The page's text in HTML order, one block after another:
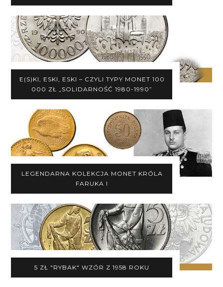
E(S)KI, ESKI, ESKI – CZYLI TYPY MONET 100
000 ZŁ „SOLIDARNOŚĆ 1980-1990”
LEGENDARNA KOLEKCJA MONET KRÓLA
FARUKA I
5 ZŁ "RYBAK" WZÓR Z 1958 ROKU